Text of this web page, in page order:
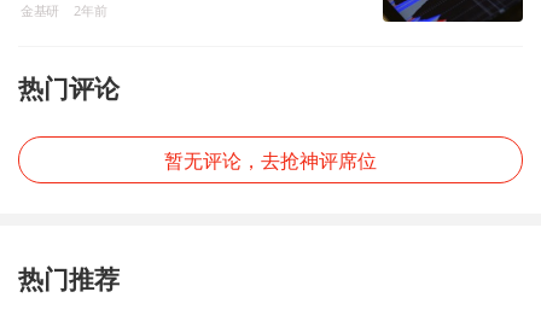
金基研 2年前
热门评论
暂无评论，去抢神评席位
热门推荐